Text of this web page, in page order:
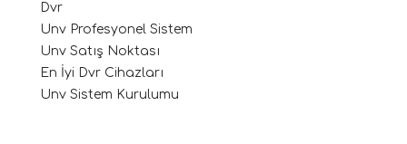
Dvr
Unv Profesyonel Sistem
Unv Satış Noktası
En İyi Dvr Cihazları
Unv Sistem Kurulumu